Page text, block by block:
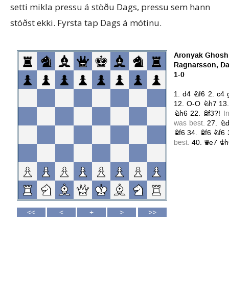
setti mikla pressu á stöðu Dags, pressu sem hann
stóðst ekki. Fyrsta tap Dags á mótinu.